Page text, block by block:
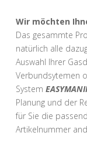
Wir möchten
Das gesammte
natürlich alle
Auswahl Ihrer
Verbundsytemen
System
Planung und der
für Sie die
Artikelnummer